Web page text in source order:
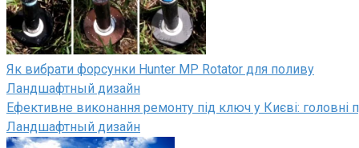
Як вибрати форсунки Hunter MP Rotator для поливу
Ландшафтный дизайн
Ефективне виконання ремонту під ключ у Києві: головні
Ландшафтный дизайн